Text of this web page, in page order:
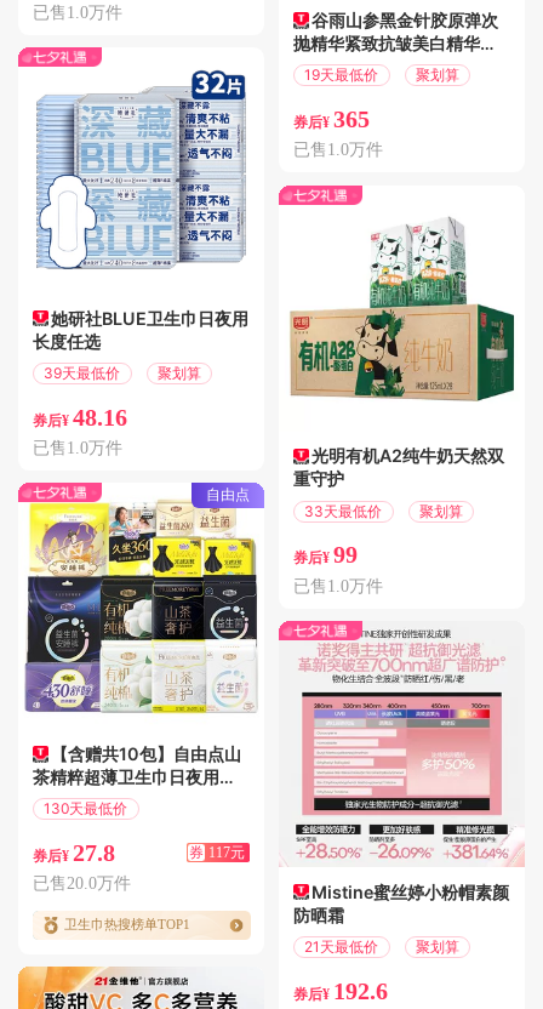
已售1.0万件
她研社BLUE卫生巾日夜用
长度任选
39天最低价 聚划算
券后¥ 48.16
已售1.0万件
自由点
【含赠共10包】自由点山
茶精粹超薄卫生巾日夜用安
睡裤
130天最低价
券后¥ 27.8 券 117元
已售20.0万件
卫生巾热搜榜单TOP1
谷雨山参黑金针胶原弹次
抛精华紧致抗皱美白精华液
护肤品女
19天最低价 聚划算
券后¥ 365
已售1.0万件
光明有机A2纯牛奶天然双
重守护
33天最低价 聚划算
券后¥ 99
已售1.0万件
Mistine蜜丝婷小粉帽素颜
防晒霜
21天最低价 聚划算
券后¥ 192.6